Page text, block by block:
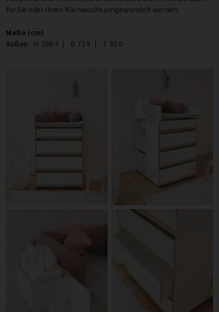
für Sie oder Ihren Nachwuchs umgewandelt werden.
Maße (cm)
Außen
Höhe
H 108.4 | Breite
B 73.9 | Tiefe
T 80.0